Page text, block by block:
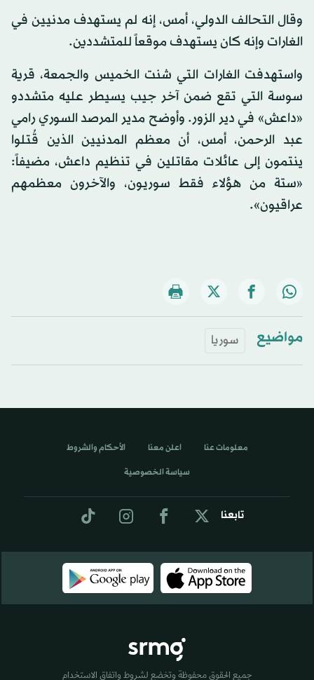
وقال التحالف الدولي، أمس، إنه لم يستهدف مدنيين في
الغارات وإنه كان يستهدف موقعاً للمتشددين.
واستهدفت الغارات التي شنت الخميس والجمعة، قرية
سوسة التي تقع ضمن آخر جيب يسيطر عليه متشددو
«داعش» في دير الزور. وأوضح مدير المرصد السوري رامي
عبد الرحمن، أمس، أن معظم المدنيين الذين قُتلوا
ينتمون إلى عائلات مقاتلين في تنظيم داعش، مضيفاً:
«ستة من هؤلاء فقط سوريون، والآخرون معظمهم
عراقيون».
مواضيع سوريا
تابعنا
معلومات عنا اعلن معنا الأحكام والشروط
سياسة الخصوصية
جميع الحقوق محفوظة وتخضع لشروط واتفاق الاستخدام